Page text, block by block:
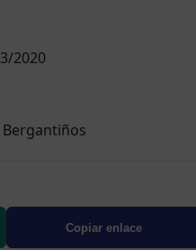
2020
Copiar enlace